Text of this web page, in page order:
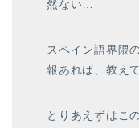
然ない…
スペイン語界隈
報あれば、教え
とりあえずはこ